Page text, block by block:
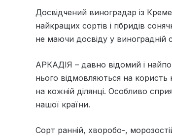
Досвідчений виноградар із
найкращих сортів і гібридів
не маючи досвіду у виноградній
АРКАДІЯ – давно відомий і
нього відмовляються на
на кожній ділянці. Особливо
нашої країни.
Сорт ранній, хворобо-,